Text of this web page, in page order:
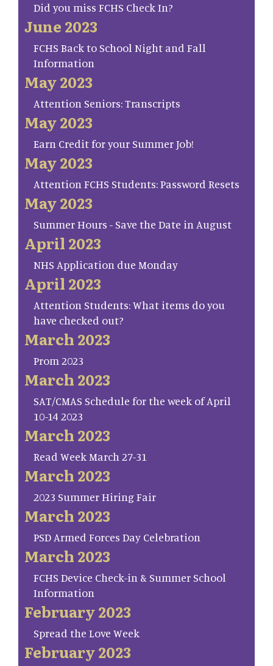
Did you miss FCHS Check In?
June 2023
FCHS Back to School Night and Fall
Information
May 2023
Attention Seniors: Transcripts
May 2023
Earn Credit for your Summer Job!
May 2023
Attention FCHS Students: Password Resets
May 2023
Summer Hours - Save the Date in August
April 2023
NHS Application due Monday
April 2023
Attention Students: What items do you
have checked out?
March 2023
Prom 2023
March 2023
SAT/CMAS Schedule for the week of April
10-14 2023
March 2023
Read Week March 27-31
March 2023
2023 Summer Hiring Fair
March 2023
PSD Armed Forces Day Celebration
March 2023
FCHS Device Check-in & Summer School
Information
February 2023
Spread the Love Week
February 2023